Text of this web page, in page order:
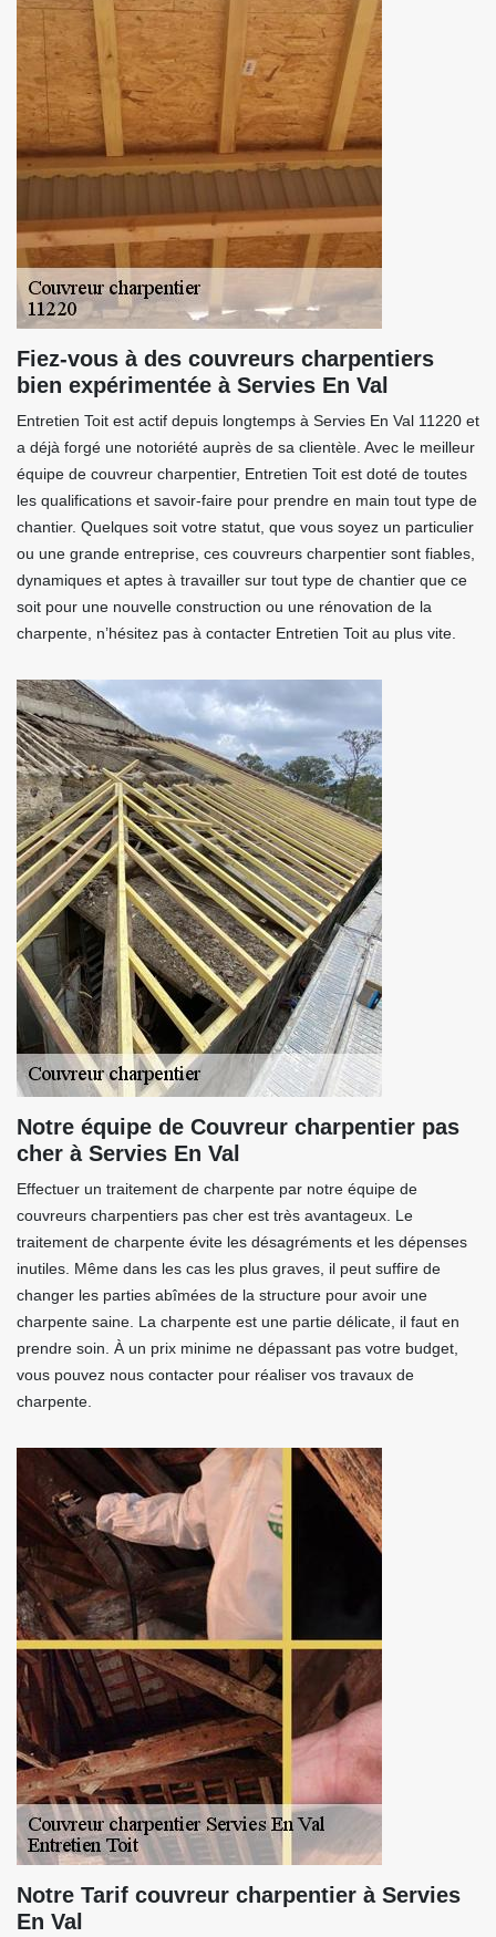
Fiez-vous à des couvreurs charpentiers
bien expérimentée à Servies En Val
Entretien Toit est actif depuis longtemps à Servies En Val 11220 et
a déjà forgé une notoriété auprès de sa clientèle. Avec le meilleur
équipe de couvreur charpentier, Entretien Toit est doté de toutes
les qualifications et savoir-faire pour prendre en main tout type de
chantier. Quelques soit votre statut, que vous soyez un particulier
ou une grande entreprise, ces couvreurs charpentier sont fiables,
dynamiques et aptes à travailler sur tout type de chantier que ce
soit pour une nouvelle construction ou une rénovation de la
charpente, n’hésitez pas à contacter Entretien Toit au plus vite.
Notre équipe de Couvreur charpentier pas
cher à Servies En Val
Effectuer un traitement de charpente par notre équipe de
couvreurs charpentiers pas cher est très avantageux. Le
traitement de charpente évite les désagréments et les dépenses
inutiles. Même dans les cas les plus graves, il peut suffire de
changer les parties abîmées de la structure pour avoir une
charpente saine. La charpente est une partie délicate, il faut en
prendre soin. À un prix minime ne dépassant pas votre budget,
vous pouvez nous contacter pour réaliser vos travaux de
charpente.
Notre Tarif couvreur charpentier à Servies
En Val